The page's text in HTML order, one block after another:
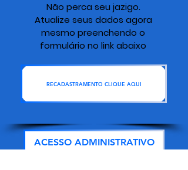
Não perca seu jazigo.
Atualize seus dados agora
mesmo preenchendo o
formulário no link abaixo
RECADASTRAMENTO CLIQUE AQUI
ACESSO ADMINISTRATIVO